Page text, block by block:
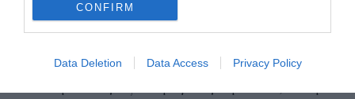
CONFIRM
Data Deletion Data Access Privacy Policy
Με λεζάντα “v happy summer bean ?”, η
τραγουδίστρια έδειξε τι άλλο είχε βάλει στη
βαλίτσα των διακοπών της ποζάροντας μεταξύ